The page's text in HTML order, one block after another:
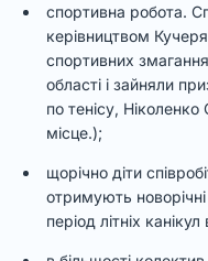
спортивна робота.
керівництвом
спортивних
області і зайняли
по тенісу, Ніколенко
місце.);
щорічно діти
отримують
період літніх